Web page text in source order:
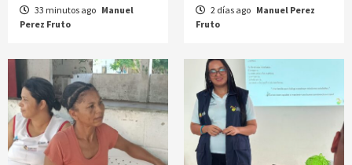
33 minutos ago Manuel
Perez Fruto
2 días ago Manuel Perez
Fruto